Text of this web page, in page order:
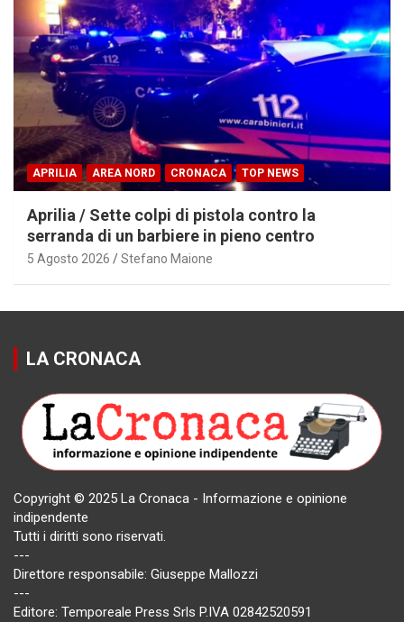
APRILIA AREA NORD CRONACA TOP NEWS
Aprilia / Sette colpi di pistola contro la
serranda di un barbiere in pieno centro
5 Agosto 2026 Stefano Maione
LA CRONACA
Copyright © 2025 La Cronaca - Informazione e opinione
indipendente
Tutti i diritti sono riservati.
---
Direttore responsabile: Giuseppe Mallozzi
---
Editore: Temporeale Press Srls P.IVA 02842520591